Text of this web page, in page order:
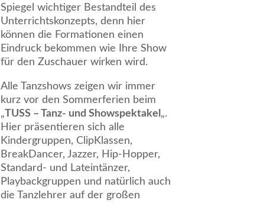
Spiegel wichtiger Bestandteil des
Unterrichtskonzepts, denn hier
können die Formationen einen
Eindruck bekommen wie Ihre Show
für den Zuschauer wirken wird.
Alle Tanzshows zeigen wir immer
kurz vor den Sommerferien beim
„TUSS – Tanz- und Showspektakel „.
Hier präsentieren sich alle
Kindergruppen, ClipKlassen,
BreakDancer, Jazzer, Hip-Hopper,
Standard- und Lateintänzer,
Playbackgruppen und natürlich auch
die Tanzlehrer auf der großen